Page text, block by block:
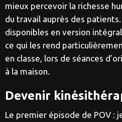
mieux percevoir la richesse
du travail auprès des
disponibles en version
ce qui les rend
en classe, lors de séances
à la maison.
Devenir
Le premier épisode de POV :